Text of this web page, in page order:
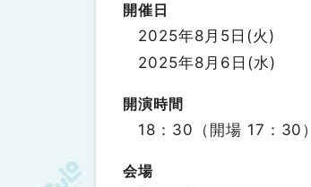
開催日
2025年8月5日(火)
2025年8月6日(水)
開演時間
18：30（開場 17：30）
会場